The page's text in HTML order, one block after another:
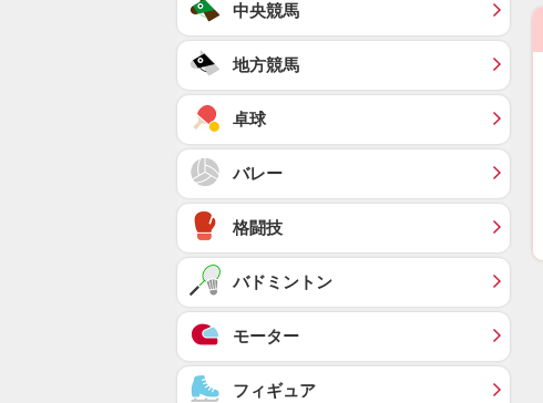
中央競馬
地方競馬
卓球
バレー
格闘技
バドミントン
モーター
フィギュア